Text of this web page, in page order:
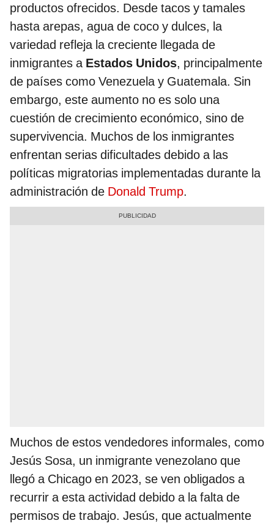
productos ofrecidos. Desde tacos y tamales
hasta arepas, agua de coco y dulces, la
variedad refleja la creciente llegada de
inmigrantes a Estados Unidos, principalmente
de países como Venezuela y Guatemala. Sin
embargo, este aumento no es solo una
cuestión de crecimiento económico, sino de
supervivencia. Muchos de los inmigrantes
enfrentan serias dificultades debido a las
políticas migratorias implementadas durante la
administración de Donald Trump.
Muchos de estos vendedores informales, como
Jesús Sosa, un inmigrante venezolano que
llegó a Chicago en 2023, se ven obligados a
recurrir a esta actividad debido a la falta de
permisos de trabajo. Jesús, que actualmente